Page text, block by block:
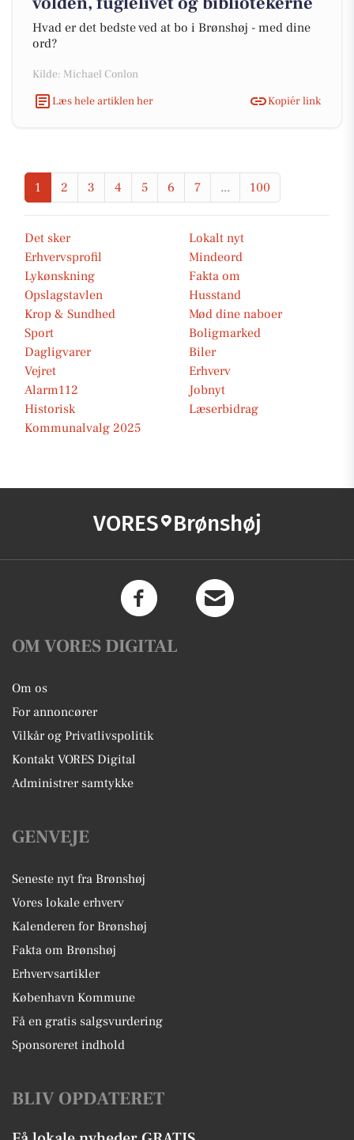
Hvad er det bedste ved at bo i Brønshøj - med dine
ord?
Kilde: Michael Conlon
Læs hele artiklen her
Kopiér link
1 2 3 4 5 6 7 ... 100
Det sker
Lokalt nyt
Erhvervsprofil
Mindeord
Lykønskning
Fakta om
Opslagstavlen
Husstand
Krop & Sundhed
Mød dine naboer
Sport
Boligmarked
Dagligvarer
Biler
Vejret
Erhverv
Alarm112
Jobnyt
Historisk
Læserbidrag
Kommunalvalg 2025
VORES Brønshøj
OM VORES DIGITAL
Om os
For annoncører
Vilkår og Privatlivspolitik
Kontakt VORES Digital
Administrer samtykke
GENVEJE
Seneste nyt fra Brønshøj
Vores lokale erhverv
Kalenderen for Brønshøj
Fakta om Brønshøj
Erhvervsartikler
København Kommune
Få en gratis salgsvurdering
Sponsoreret indhold
BLIV OPDATERET